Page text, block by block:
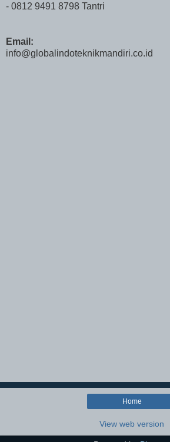
- 0812 9491 8798 Tantri
Email:
info@globalindoteknikmandiri.co.id
Home
View web version